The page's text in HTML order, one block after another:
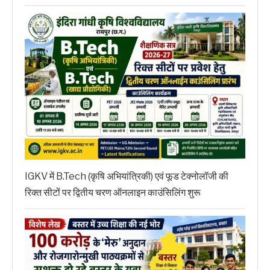
IGKV में B.Tech (कृषि अभियांत्रिकी) एवं फूड टेक्नोलॉजी की
रिक्त सीटों पर द्वितीय चरण ऑनलाइन काउंसिलिंग शुरू